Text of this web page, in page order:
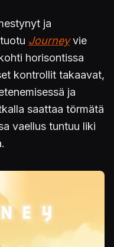
ja
Journeyvie
horisontissa
kontrollit takaavat,
ja
saattaa törmätä
vaellus tuntuu liki